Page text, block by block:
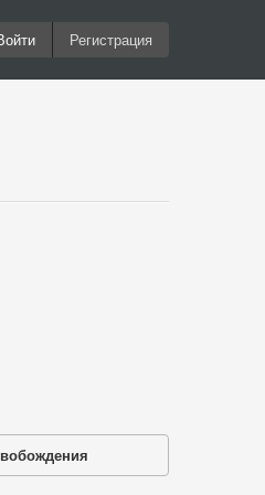
Регистрация